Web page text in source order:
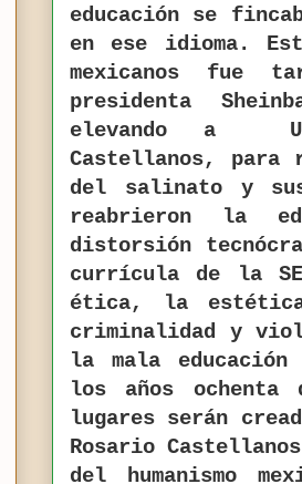
educación se
en ese idioma.
mexicanos fue
presidenta
elevando a
Castellanos, para
del salinato y
reabrieron la
distorsión
currícula de la
ética, la
criminalidad y
la mala
los años
lugares serán
Rosario
del humanismo